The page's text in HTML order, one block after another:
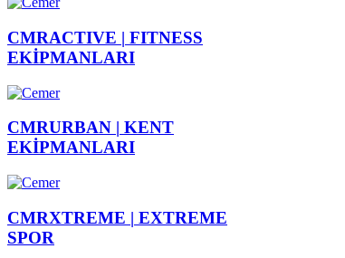
CMRACTIVE | FITNESS
EKİPMANLARI
CMRURBAN | KENT
EKİPMANLARI
CMRXTREME | EXTREME
SPOR